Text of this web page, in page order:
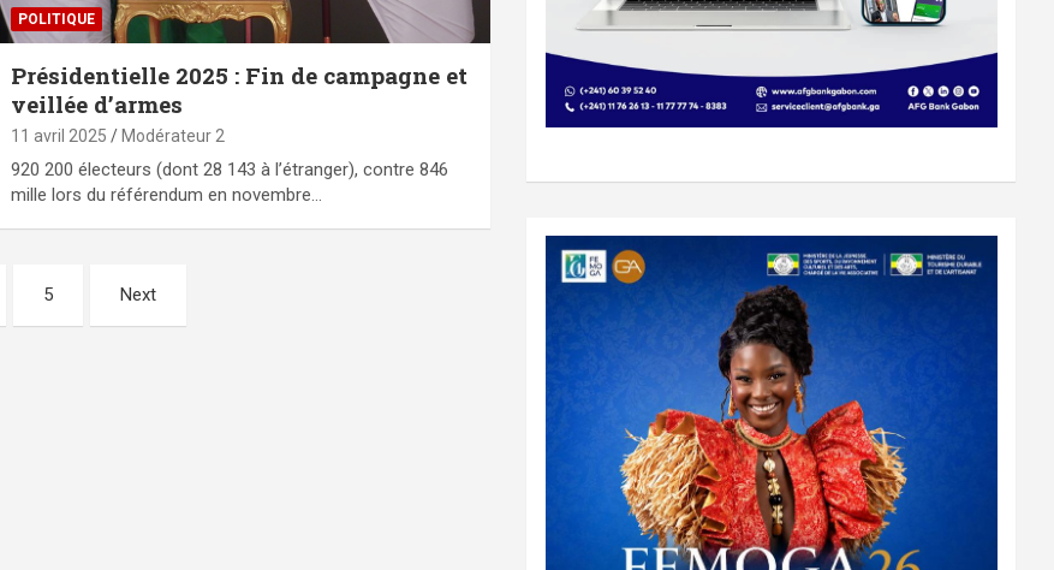
POLITIQUE
Présidentielle 2025 : Fin de campagne et
veillée d’armes
11 avril 2025 Modérateur 2
920 200 électeurs (dont 28 143 à l’étranger), contre 846
mille lors du référendum en novembre…
5 Next